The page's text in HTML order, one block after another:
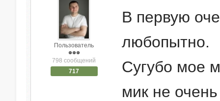
Пользователь
798 сообщений
717
В первую
любопытно.
Сугубо мое
мик не